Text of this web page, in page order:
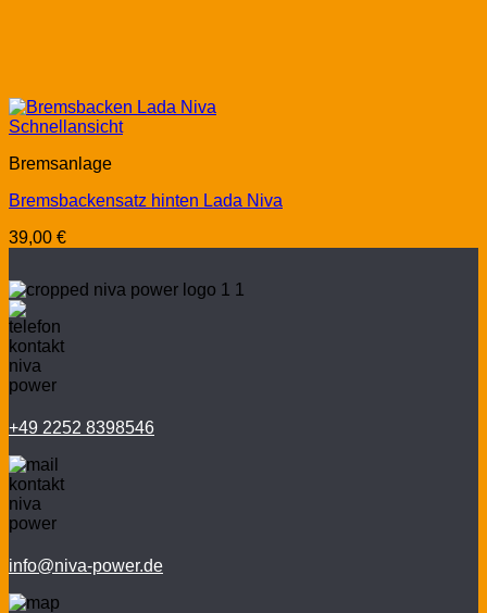
Schnellansicht
Bremsanlage
Bremsbackensatz hinten Lada Niva
39,00 €
+49 2252 8398546
info@niva-power.de